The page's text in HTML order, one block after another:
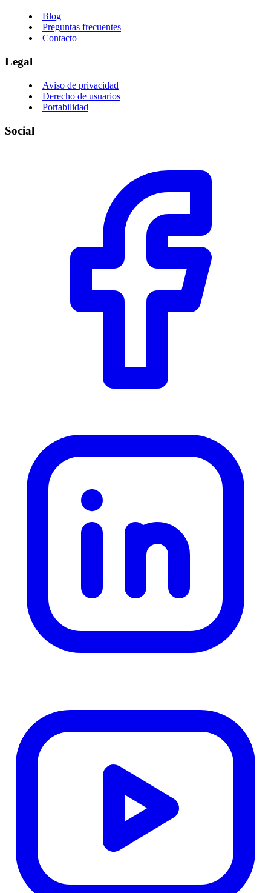
Blog
Preguntas frecuentes
Contacto
Legal
Aviso de privacidad
Derecho de usuarios
Portabilidad
Social